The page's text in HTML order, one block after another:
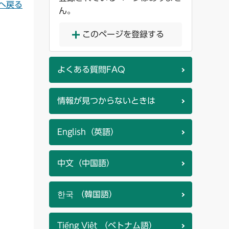
戻る
ん。
このページを登録する
よくある質問FAQ
情報が見つからないときは
English（英語）
中文（中国語）
한국 （韓国語）
Tiếng Việt （ベトナム語）